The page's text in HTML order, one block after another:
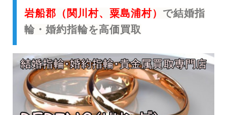
岩船郡（関川村、粟島浦村） で結婚指
輪・婚約指輪を高価買取